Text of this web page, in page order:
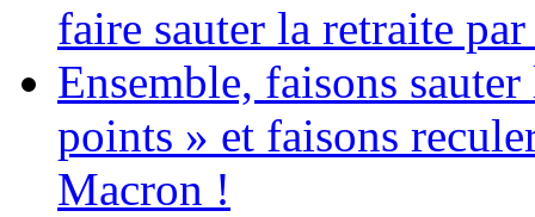
faire sauter la retraite
Ensemble, faisons
points » et faisons
Macron !